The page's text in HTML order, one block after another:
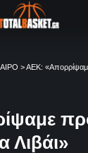
>ΑΕΚ: «Απορρίψαμε
Λιβάι»